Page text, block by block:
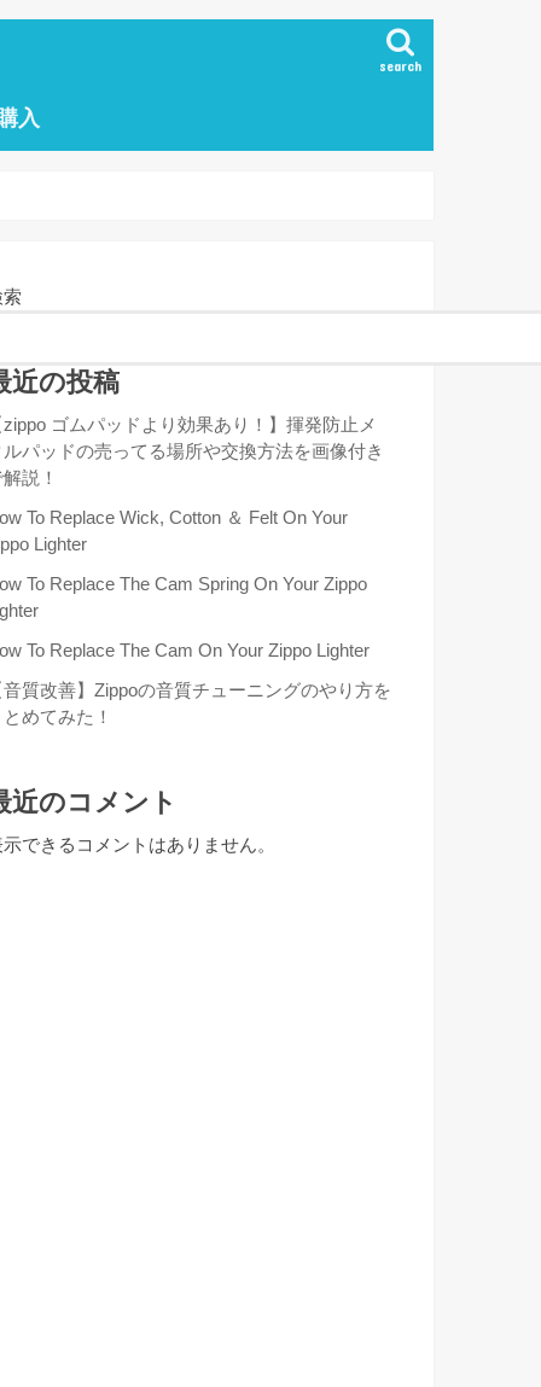
search
入
索
近の投稿
zippo ゴムパッドより効果あり！】揮発防止メ
ルパッドの売ってる場所や交換方法を画像付き
説！
To Replace Wick, Cotton ＆ Felt On Your
Lighter
To Replace The Cam Spring On Your Zippo
To Replace The Cam On Your Zippo Lighter
音質改善】Zippoの音質チューニングのやり方を
めてみた！
近のコメント
できるコメントはありません。